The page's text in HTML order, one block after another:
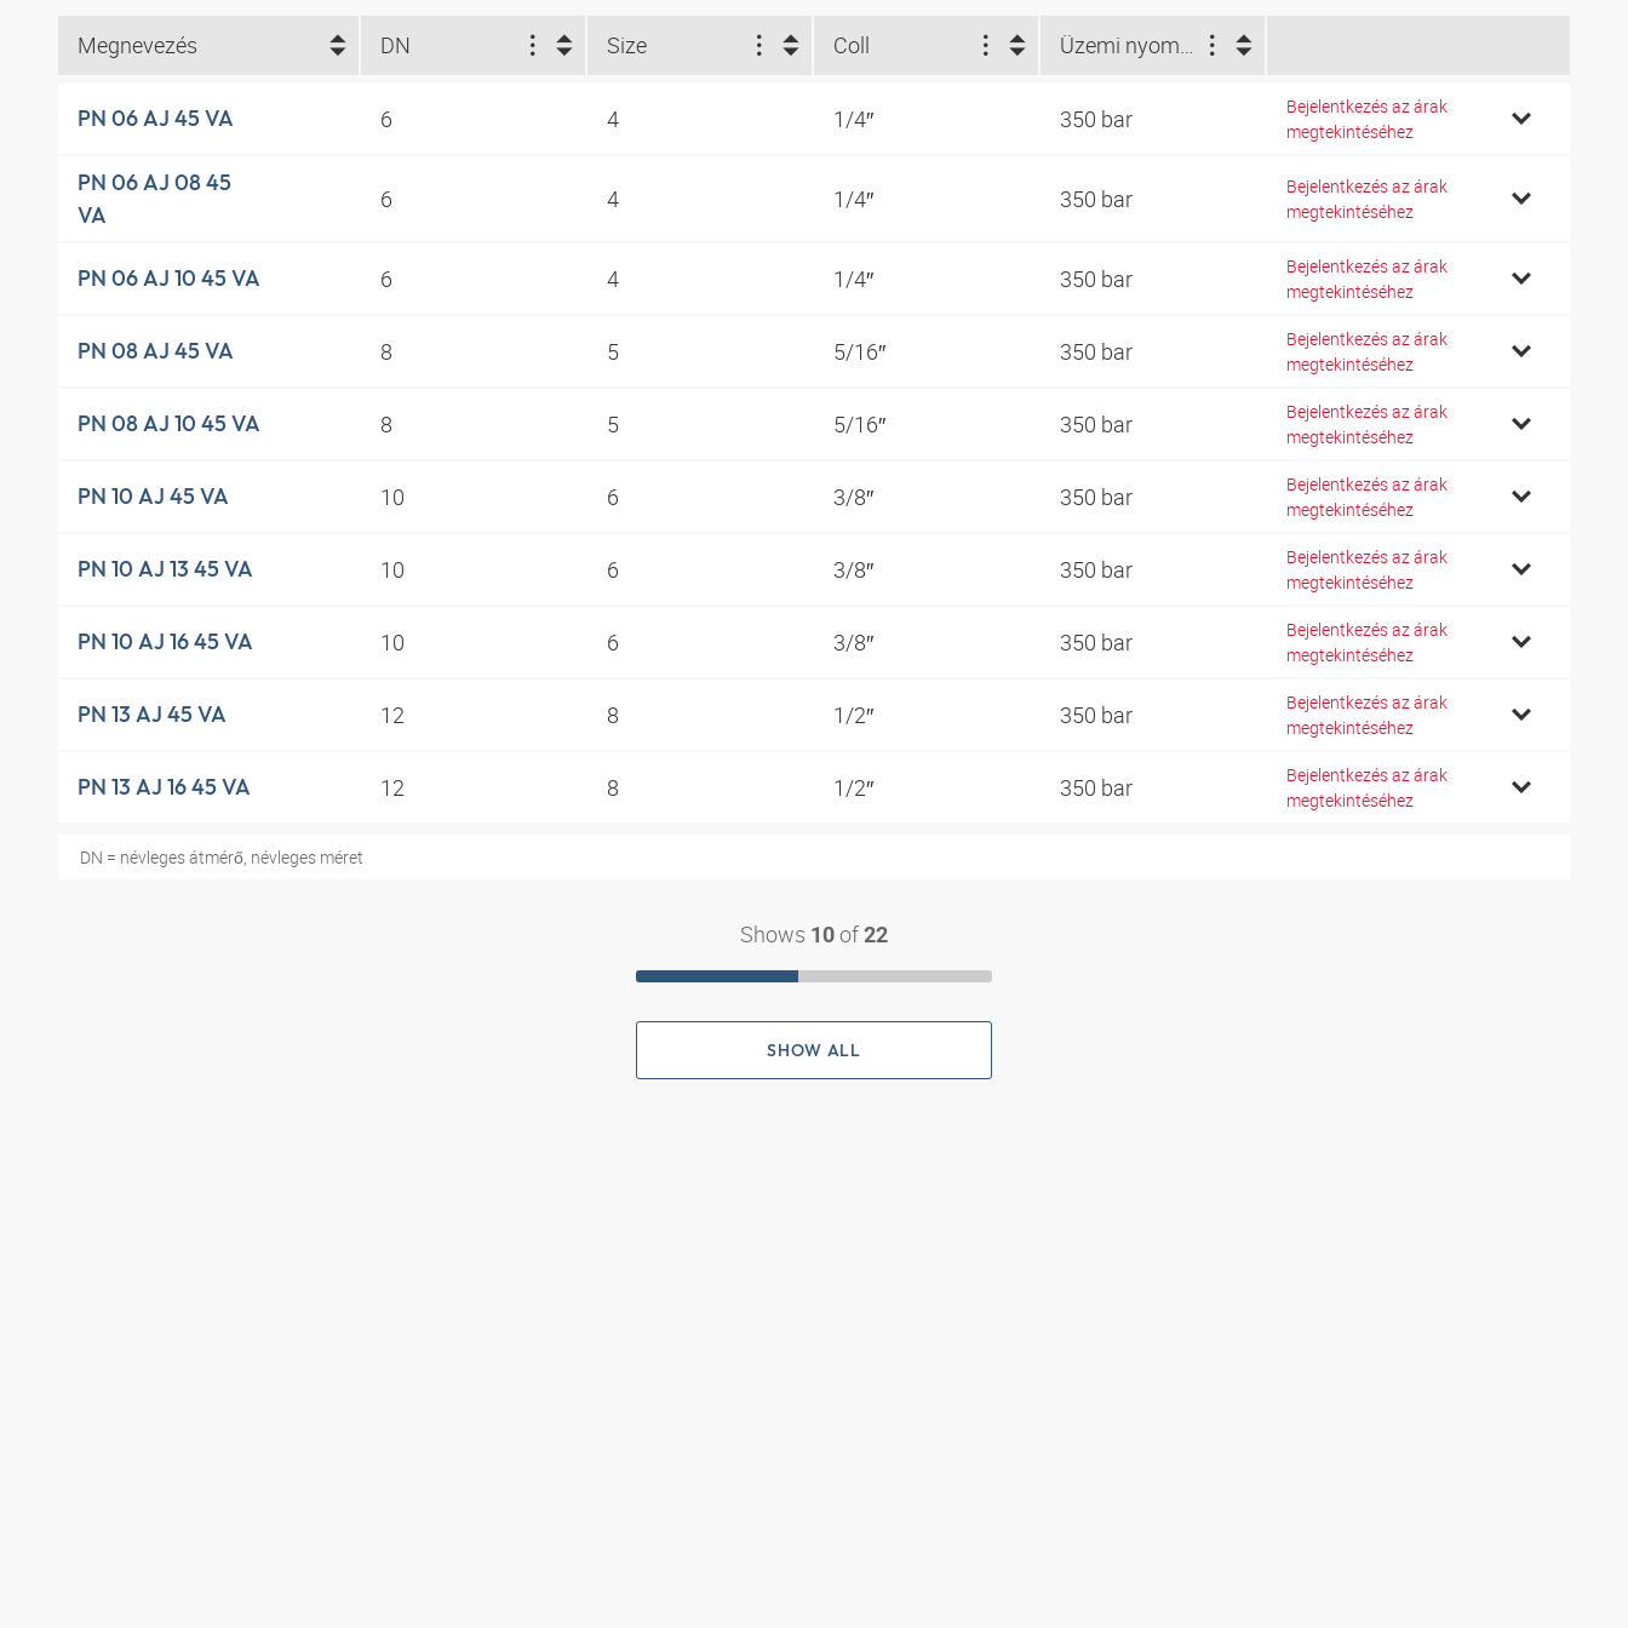
Megnevezés DN Size Coll Üzemi nyomás bar (bar)
PN 06 AJ 45 VA 6 4 1/4″ 350 bar
Bejelentkezés az árak
megtekintéséhez
PN 06 AJ 08 45
VA
6 4 1/4″ 350 bar
Bejelentkezés az árak
megtekintéséhez
PN 06 AJ 10 45 VA 6 4 1/4″ 350 bar
Bejelentkezés az árak
megtekintéséhez
PN 08 AJ 45 VA 8 5 5/16″ 350 bar
Bejelentkezés az árak
megtekintéséhez
PN 08 AJ 10 45 VA 8 5 5/16″ 350 bar
Bejelentkezés az árak
megtekintéséhez
PN 10 AJ 45 VA 10 6 3/8″ 350 bar
Bejelentkezés az árak
megtekintéséhez
PN 10 AJ 13 45 VA 10 6 3/8″ 350 bar
Bejelentkezés az árak
megtekintéséhez
PN 10 AJ 16 45 VA 10 6 3/8″ 350 bar
Bejelentkezés az árak
megtekintéséhez
PN 13 AJ 45 VA 12 8 1/2″ 350 bar
Bejelentkezés az árak
megtekintéséhez
PN 13 AJ 16 45 VA 12 8 1/2″ 350 bar
Bejelentkezés az árak
megtekintéséhez
DN = névleges átmérő, névleges méret
Shows 10 of 22
SHOW ALL